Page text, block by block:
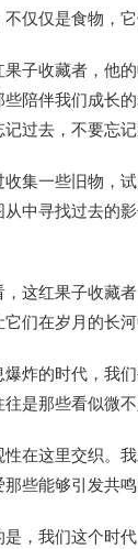
仅仅是食物，
果子收藏者，他
些陪伴我们成长
过去，不要忘
集一些旧物，
从中寻找过去的
，这红果子收藏
它们在岁月的长
爆炸的时代，我
是那些看似微
性在这里交织。
些能够引发共
是，我们这个时